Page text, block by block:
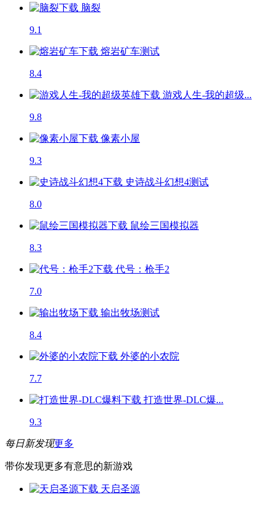
脑裂
9.1
熔岩矿车测试
8.4
游戏人生-我的超级...
9.8
像素小屋
9.3
史诗战斗幻想4测试
8.0
鼠绘三国模拟器
8.3
代号：枪手2
7.0
输出牧场测试
8.4
外婆的小农院
7.7
打造世界-DLC爆...
9.3
每日新发现更多
带你发现更多有意思的新游戏
天启圣源